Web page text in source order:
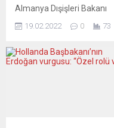
Almanya Dışişleri Bakanı
Rusya’ya, askerlerini
geri çekmesi çağrısında
bulundu. Annalena
19.02.2022 0 73